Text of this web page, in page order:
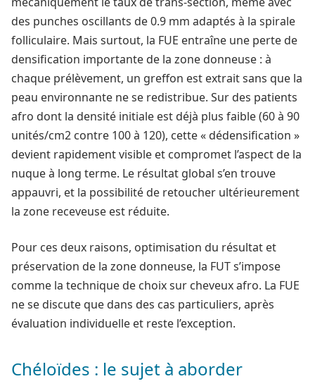
des punches oscillants de 0.9 mm adaptés à la spirale
folliculaire. Mais surtout, la FUE entraîne une perte de
densification importante de la zone donneuse : à
chaque prélèvement, un greffon est extrait sans que la
peau environnante ne se redistribue. Sur des patients
afro dont la densité initiale est déjà plus faible (60 à 90
unités/cm2 contre 100 à 120), cette « dédensification »
devient rapidement visible et compromet l’aspect de la
nuque à long terme. Le résultat global s’en trouve
appauvri, et la possibilité de retoucher ultérieurement
la zone receveuse est réduite.
Pour ces deux raisons, optimisation du résultat et
préservation de la zone donneuse, la FUT s’impose
comme la technique de choix sur cheveux afro. La FUE
ne se discute que dans des cas particuliers, après
évaluation individuelle et reste l’exception.
Chéloïdes : le sujet à aborder